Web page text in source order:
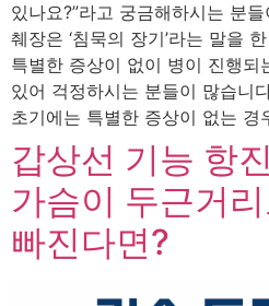
있나요?”라고 궁금해하시는 분
췌장은 ‘침묵의 장기’라는 말을
특별한 증상이 없이 병이 진행되
있어 걱정하시는 분들이 많습니
초기에는 특별한 증상이 없는
갑상선 기능 항
가슴이 두근거
빠진다면?